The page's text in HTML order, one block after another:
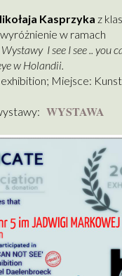
Kasprzyka z
w ramach
I see I see .. you
w Holandii.
Miejsce:
WYSTAWA